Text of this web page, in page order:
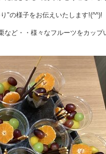
"の様子をお伝えいたします!(^^)!
など・・様々なフルーツをカップ